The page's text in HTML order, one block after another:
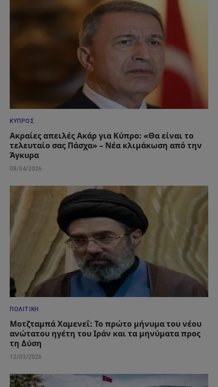
ΚΎΠΡΟΣ
Ακραίες απειλές Ακάρ για Κύπρο: «Θα είναι το
τελευταίο σας Πάσχα» – Νέα κλιμάκωση από την
Άγκυρα
08/04/2026
ΠΟΛΙΤΙΚΉ
Μοτζταμπά Χαμενεΐ: Το πρώτο μήνυμα του νέου
ανώτατου ηγέτη του Ιράν και τα μηνύματα προς
τη Δύση
12/03/2026